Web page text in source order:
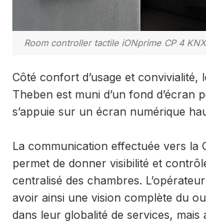
Room controller tactile iONprime CP 4
Côté confort d’usage et convivialité,
Theben est muni d’un fond d’écran
s’appuie sur un écran numérique
La communication effectuée vers la
permet de donner visibilité et
centralisé des chambres.
avoir ainsi une vision complète du
dans leur globalité de services, mais